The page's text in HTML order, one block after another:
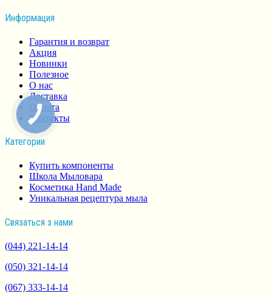
Информация
Гарантия и возврат
Акция
Новинки
Полезное
О нас
Доставка
Оплата
Контакты
Категории
Купить компоненты
Школа Мыловара
Косметика Hand Made
Уникальная рецептура мыла
Связаться з нами
(044) 221-14-14
(050) 321-14-14
(067) 333-14-14